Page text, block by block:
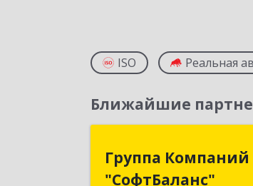
ISO Реальная
Ближайшие
Группа Компаний
"СофтБаланс"
Группа